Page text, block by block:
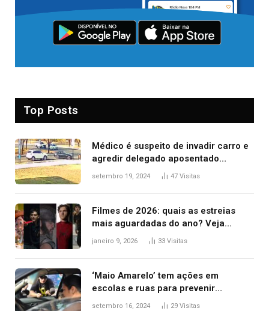
Top Posts
Médico é suspeito de invadir carro e
agredir delegado aposentado
durante confusão no trânsito
setembro 19, 2024 47 Visitas
Filmes de 2026: quais as estreias
mais aguardadas do ano? Veja
principais lançamentos do cinema
janeiro 9, 2026 33 Visitas
‘Maio Amarelo’ tem ações em
escolas e ruas para prevenir
acidentes no trânsito no AP
setembro 16, 2024 29 Visitas